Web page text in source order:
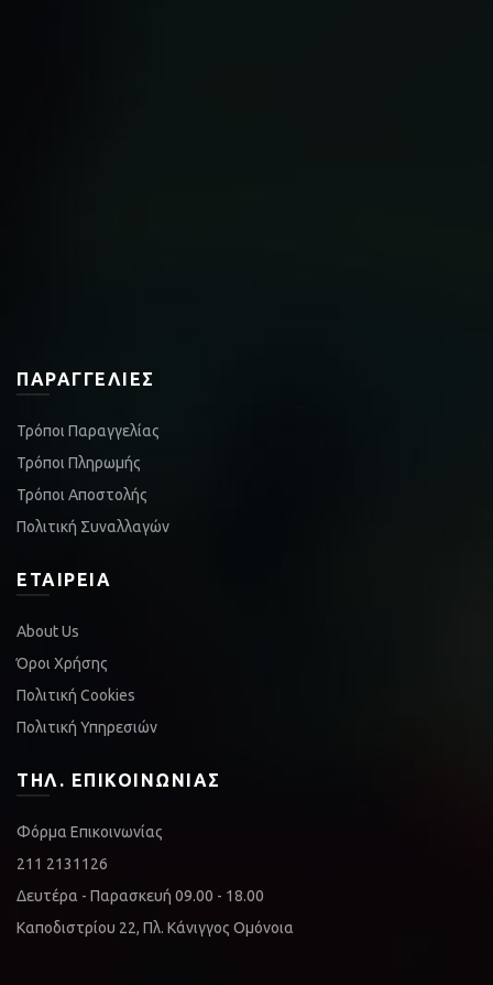
ΠΑΡΑΓΓΕΛΊΕΣ
Τρόποι Παραγγελίας
Τρόποι Πληρωμής
Τρόποι Αποστολής
Πολιτική Συναλλαγών
ΕΤΑΙΡΕΊΑ
About Us
Όροι Χρήσης
Πολιτική Cookies
Πολιτική Υπηρεσιών
ΤΗΛ. ΕΠΙΚΟΙΝΩΝΊΑΣ
Φόρμα Επικοινωνίας
211 2131126
Δευτέρα - Παρασκευή 09.00 - 18.00
Καποδιστρίου 22, Πλ. Κάνιγγος Ομόνοια